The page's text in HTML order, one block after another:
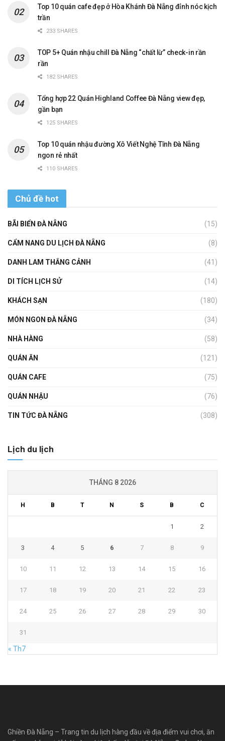
Top 10 quán cafe đẹp ở Hòa Khánh Đà Nẵng đỉnh nóc kịch
trần
233 SHARES
TOP 5+ Quán nhậu chill Đà Nẵng “chất lừ” check-in rần
rần
182 SHARES
Tổng hợp 22 Quán Highland Coffee Đà Nẵng view đẹp,
gần bạn
125 SHARES
Top 10 quán nhậu đường Xô Viết Nghệ Tĩnh Đà Nẵng
ngon rẻ nhất
110 SHARES
Chủ đề hot
BÃI BIỂN ĐÀ NẴNG (15)
CẨM NANG DU LỊCH ĐÀ NẴNG (8)
DANH LAM THẮNG CẢNH (41)
DI TÍCH LỊCH SỬ (14)
KHÁCH SẠN (180)
MÓN NGON ĐÀ NẴNG (34)
NHÀ HÀNG (58)
QUÁN ĂN (121)
QUÁN CAFE (75)
QUÁN NHẬU (76)
TIN TỨC ĐÀ NẴNG (308)
Lịch du lịch
THÁNG 8 2026
H B T N S B C
1 2
3 4 5 6 7 8 9
10 11 12 13 14 15 16
17 18 19 20 21 22 23
24 25 26 27 28 29 30
31
« Th7
Ghiền Đà Nẵng – Trang tin du lịch hàng đầu về địa điểm vui chơi, ăn